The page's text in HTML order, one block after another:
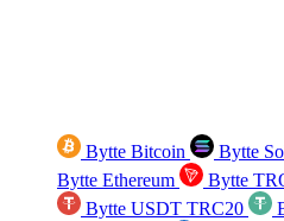
Bytte Bitcoin Bytte
Bytte Ethereum
Bytte
Bytte USDT TRC20